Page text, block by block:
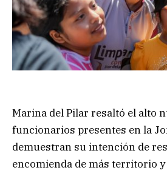
Marina del Pilar resaltó el alto
funcionarios presentes en la
demuestran su intención de
encomienda de más territorio